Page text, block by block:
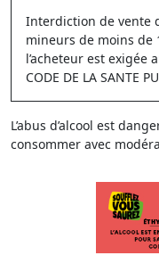
Interdiction de vente
mineurs de moins de
l’acheteur est exigée
CODE DE LA SANTE
L’abus d’alcool est
consommer avec